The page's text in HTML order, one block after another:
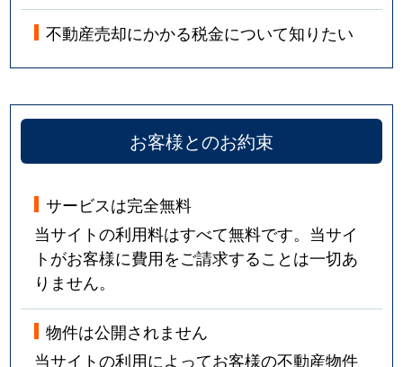
不動産売却にかかる税金について知りたい
お客様とのお約束
サービスは完全無料
当サイトの利用料はすべて無料です。当サイ
トがお客様に費用をご請求することは一切あ
りません。
物件は公開されません
当サイトの利用によってお客様の不動産物件